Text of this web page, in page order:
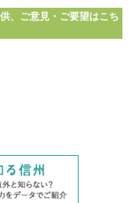
、ご意見・ご要望はこち